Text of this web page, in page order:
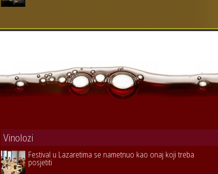
Vinolozi
Festival u Lazaretima se nametnuo kao onaj koji treba
posjetiti